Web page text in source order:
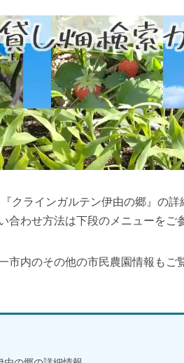
クラインガルテン伊由の郷』の
合わせ方法は下段のメニューをご
市内のその他の市民農園情報も